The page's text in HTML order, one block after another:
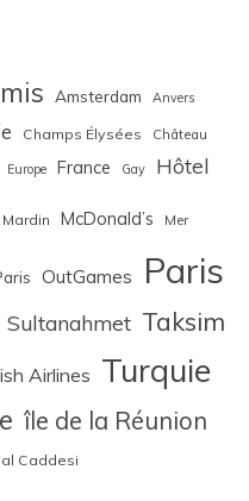
Amsterdam Anvers
Champs Élysées Château
Europe France Gay Hôtel
Mardin McDonald’s Mer
OutGames Paris
Sultanahmet Taksim
Airlines Turquie
île de la Réunion
Caddesi